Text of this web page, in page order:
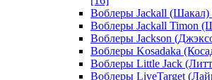
Воблеры Jackall (Шакал)
Воблеры Jackall Timon
Воблеры Jackson
Воблеры Kosadaka
Воблеры Little Jack
Воблеры LiveTarget